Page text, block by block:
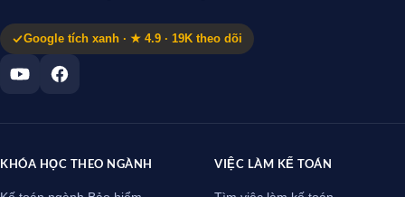
Google tích xanh · ★ 4.9 · 19K theo dõi
KHÓA HỌC THEO NGÀNH VIỆC LÀM KẾ TOÁN